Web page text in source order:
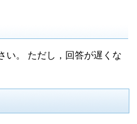
い。 ただし，回答が遅くな